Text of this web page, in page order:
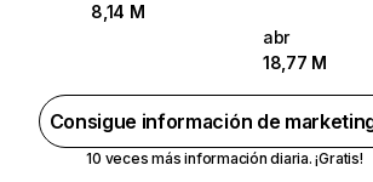
8,14 M
abr
18,77 M
Consigue información de
10 veces más información diaria. ¡Gratis!